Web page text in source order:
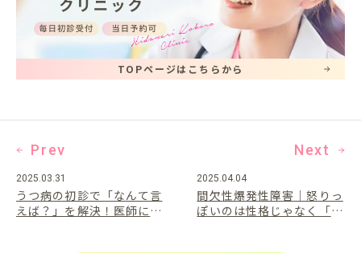
TOPページはこちらから
Prev
2025.03.31
うつ病の初診で「なんて言
えば？」を解決！医師に伝
Next
2025.04.04
間欠性爆発性障害｜怒りっ
ぽいのは性格じゃなく「病